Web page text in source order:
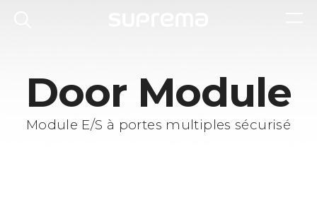
Door Module
Module E/S à portes multiples sécurisé